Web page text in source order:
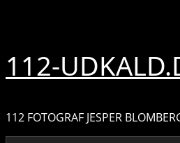
112-
112 FOTOGRAF JESPER